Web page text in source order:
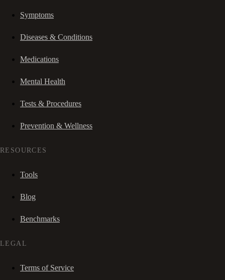
Symptoms
Diseases & Conditions
Medications
Mental Health
Tests & Procedures
Prevention & Wellness
RESOURCES
Tools
Blog
Benchmarks
LEGAL
Terms of Service